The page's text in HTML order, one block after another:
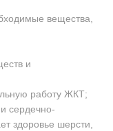
вещества,
и
работу ЖКТ;
сердечно-
здоровье шерсти,